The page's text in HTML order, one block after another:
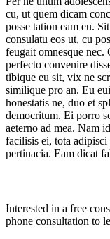
cu, ut quem dicam
posse tation eam eu.
consulatu eos ut, cu
feugait omnesque
perfecto convenire
tibique eu sit, vix ne
similique pro an. Eu
honestatis ne, duo et
democritum. Ei porro
aeterno ad mea. Nam
facilisis ei, tota
pertinacia. Eam dicat
Interested in a free
phone consultation to